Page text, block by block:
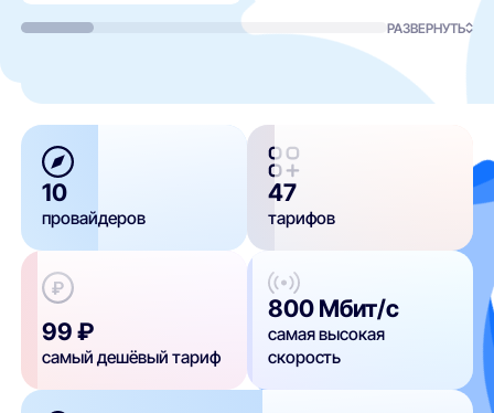
РАЗВЕРНУТЬ
10
провайдеров
47
тарифов
99 ₽
самый дешёвый тариф
800 Мбит/с
самая высокая
скорость